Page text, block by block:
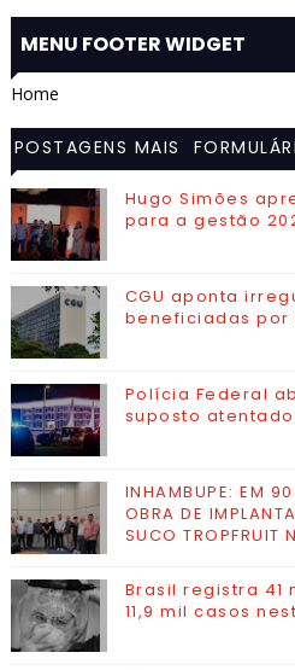
MENU FOOTER WIDGET
Home
POSTAGENS MAIS
VISITADAS
Hugo Simões
para a gestão
CGU aponta
beneficiadas por
Polícia Federal
suposto
INHAMBUPE: EM
OBRA DE
SUCO TROPFRUIT
Brasil registra 41
11,9 mil casos